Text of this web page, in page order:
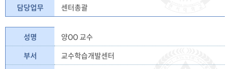
담당업무
센터총괄
성명
양OO 교수
부서
교수학습개발센터